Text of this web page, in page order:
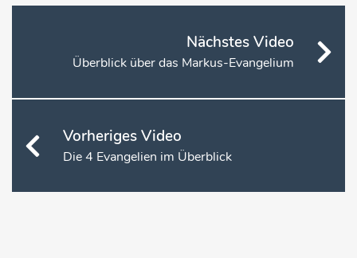
Nächstes Video
Überblick über das Markus-Evangelium
Vorheriges Video
Die 4 Evangelien im Überblick